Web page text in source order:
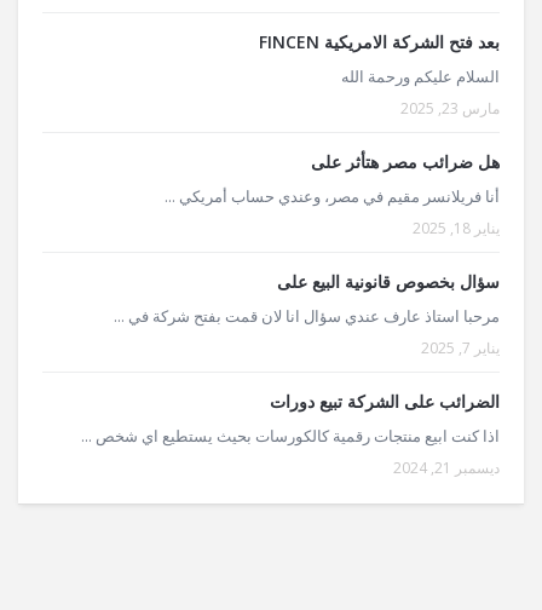
بعد فتح الشركة الامريكية FINCEN
السلام عليكم ورحمة الله
مارس 23, 2025
هل ضرائب مصر هتأثر على
أنا فريلانسر مقيم في مصر، وعندي حساب أمريكي ...
يناير 18, 2025
سؤال بخصوص قانونية البيع على
مرحبا استاذ عارف عندي سؤال انا لان قمت بفتح شركة في ...
يناير 7, 2025
الضرائب على الشركة تبيع دورات
اذا كنت ابيع منتجات رقمية كالكورسات بحيث يستطيع اي شخص ...
ديسمبر 21, 2024